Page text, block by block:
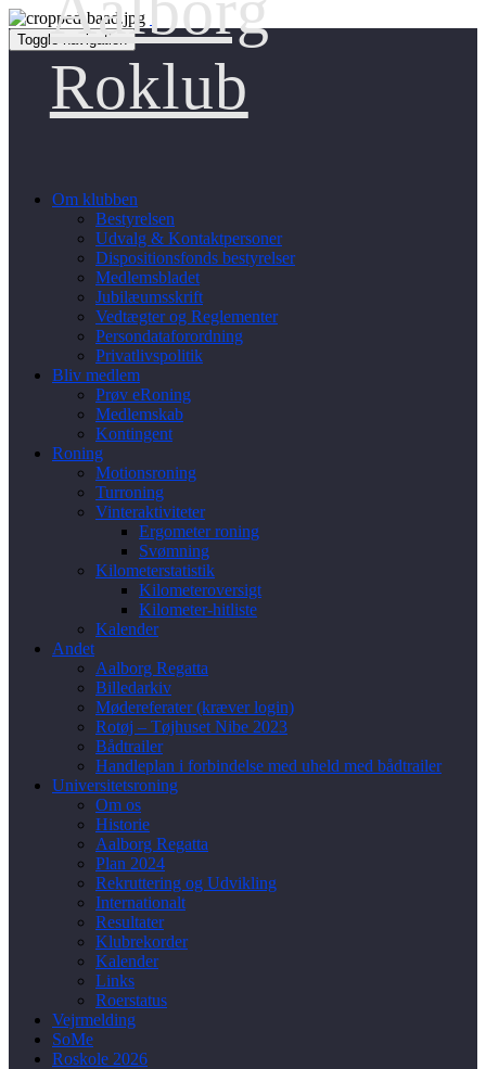
Toggle navigation
Roklub
Om klubben
Bestyrelsen
Udvalg & Kontaktpersoner
Dispositionsfonds bestyrelser
Medlemsbladet
Jubilæumsskrift
Vedtægter og Reglementer
Persondataforordning
Privatlivspolitik
Bliv medlem
Prøv eRoning
Medlemskab
Kontingent
Roning
Motionsroning
Turroning
Vinteraktiviteter
Ergometer roning
Svømning
Kilometerstatistik
Kilometeroversigt
Kilometer-hitliste
Kalender
Andet
Aalborg Regatta
Billedarkiv
Mødereferater (kræver login)
Rotøj – Tøjhuset Nibe 2023
Bådtrailer
Handleplan i forbindelse med uheld med bådtrailer
Universitetsroning
Om os
Historie
Aalborg Regatta
Plan 2024
Rekruttering og Udvikling
Internationalt
Resultater
Klubrekorder
Kalender
Links
Roerstatus
Vejrmelding
SoMe
Roskole 2026